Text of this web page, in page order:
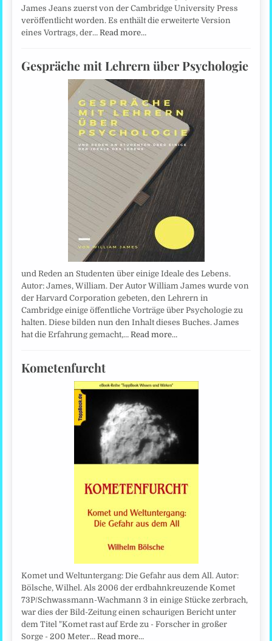
James Jeans zuerst von der Cambridge University Press
veröffentlicht worden. Es enthält die erweiterte Version
eines Vortrags, der…Read more…
Gespräche mit Lehrern über Psychologie
und Reden an Studenten über einige Ideale des Lebens.
Autor: James, William. Der Autor William James wurde von
der Harvard Corporation gebeten, den Lehrern in
Cambridge einige öffentliche Vorträge über Psychologie zu
halten. Diese bilden nun den Inhalt dieses Buches. James
hat die Erfahrung gemacht,…Read more…
Kometenfurcht
Komet und Weltuntergang: Die Gefahr aus dem All. Autor:
Bölsche, Wilhel. Als 2006 der erdbahnkreuzende Komet
73P/Schwassmann-Wachmann 3 in einige Stücke zerbrach,
war dies der Bild-Zeitung einen schaurigen Bericht unter
dem Titel "Komet rast auf Erde zu - Forscher in großer
Sorge - 200 Meter…Read more…